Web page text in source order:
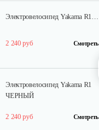
Электровелосипед Yakama R1…
2 240 руб Смотреть
Электровелосипед Yakama R1
ЧЕРНЫЙ
2 240 руб Смотреть